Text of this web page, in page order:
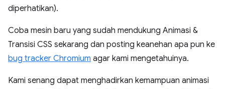
diperhatikan).
Coba mesin baru yang sudah mendukung Animasi &
Transisi CSS sekarang dan posting keanehan apa pun ke
bug tracker Chromium agar kami mengetahuinya.
Kami senang dapat menghadirkan kemampuan animasi